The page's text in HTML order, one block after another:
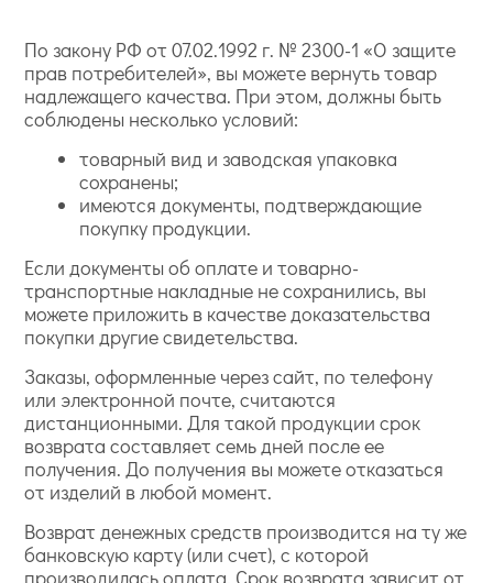
По закону РФ от 07.02.1992 г. № 2300-1 «О защите
прав потребителей», вы можете вернуть товар
надлежащего качества. При этом, должны быть
соблюдены несколько условий:
товарный вид и заводская упаковка
сохранены;
имеются документы, подтверждающие
покупку продукции.
Если документы об оплате и товарно-
транспортные накладные не сохранились, вы
можете приложить в качестве доказательства
покупки другие свидетельства.
Заказы, оформленные через сайт, по телефону
или электронной почте, считаются
дистанционными. Для такой продукции срок
возврата составляет семь дней после ее
получения. До получения вы можете отказаться
от изделий в любой момент.
Возврат денежных средств производится на ту же
банковскую карту (или счет), с которой
производилась оплата. Срок возврата зависит от